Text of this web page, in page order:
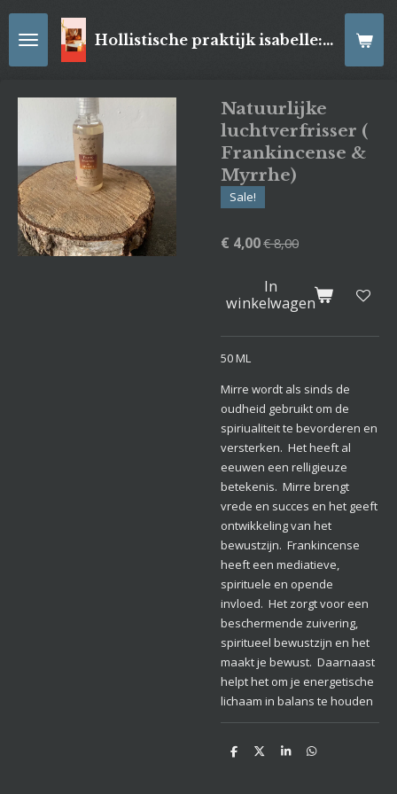
Ga
direct
hoofdinhoud
Hollistische praktijk isabelle: online Kaartleggingen/ Reiki-behandelingen, Relaxatiemassage's , self- made juwelen, spirituele artikelen
Natuurlijke
luchtverfrisser (
Frankincense &
Myrrhe)
Sale!
€ 4,00€ 8,00
In
winkelwagen
50 ML
Mirre wordt als sinds de
oudheid gebruikt om de
spiriualiteit te bevorderen en
versterken. Het heeft al
eeuwen een relligieuze
betekenis. Mirre brengt
vrede en succes en het geeft
ontwikkeling van het
bewustzijn. Frankincense
heeft een mediatieve,
spirituele en opende
invloed. Het zorgt voor een
beschermende zuivering,
spiritueel bewustzijn en het
maakt je bewust. Daarnaast
helpt het om je energetische
lichaam in balans te houden
D
D
S
D